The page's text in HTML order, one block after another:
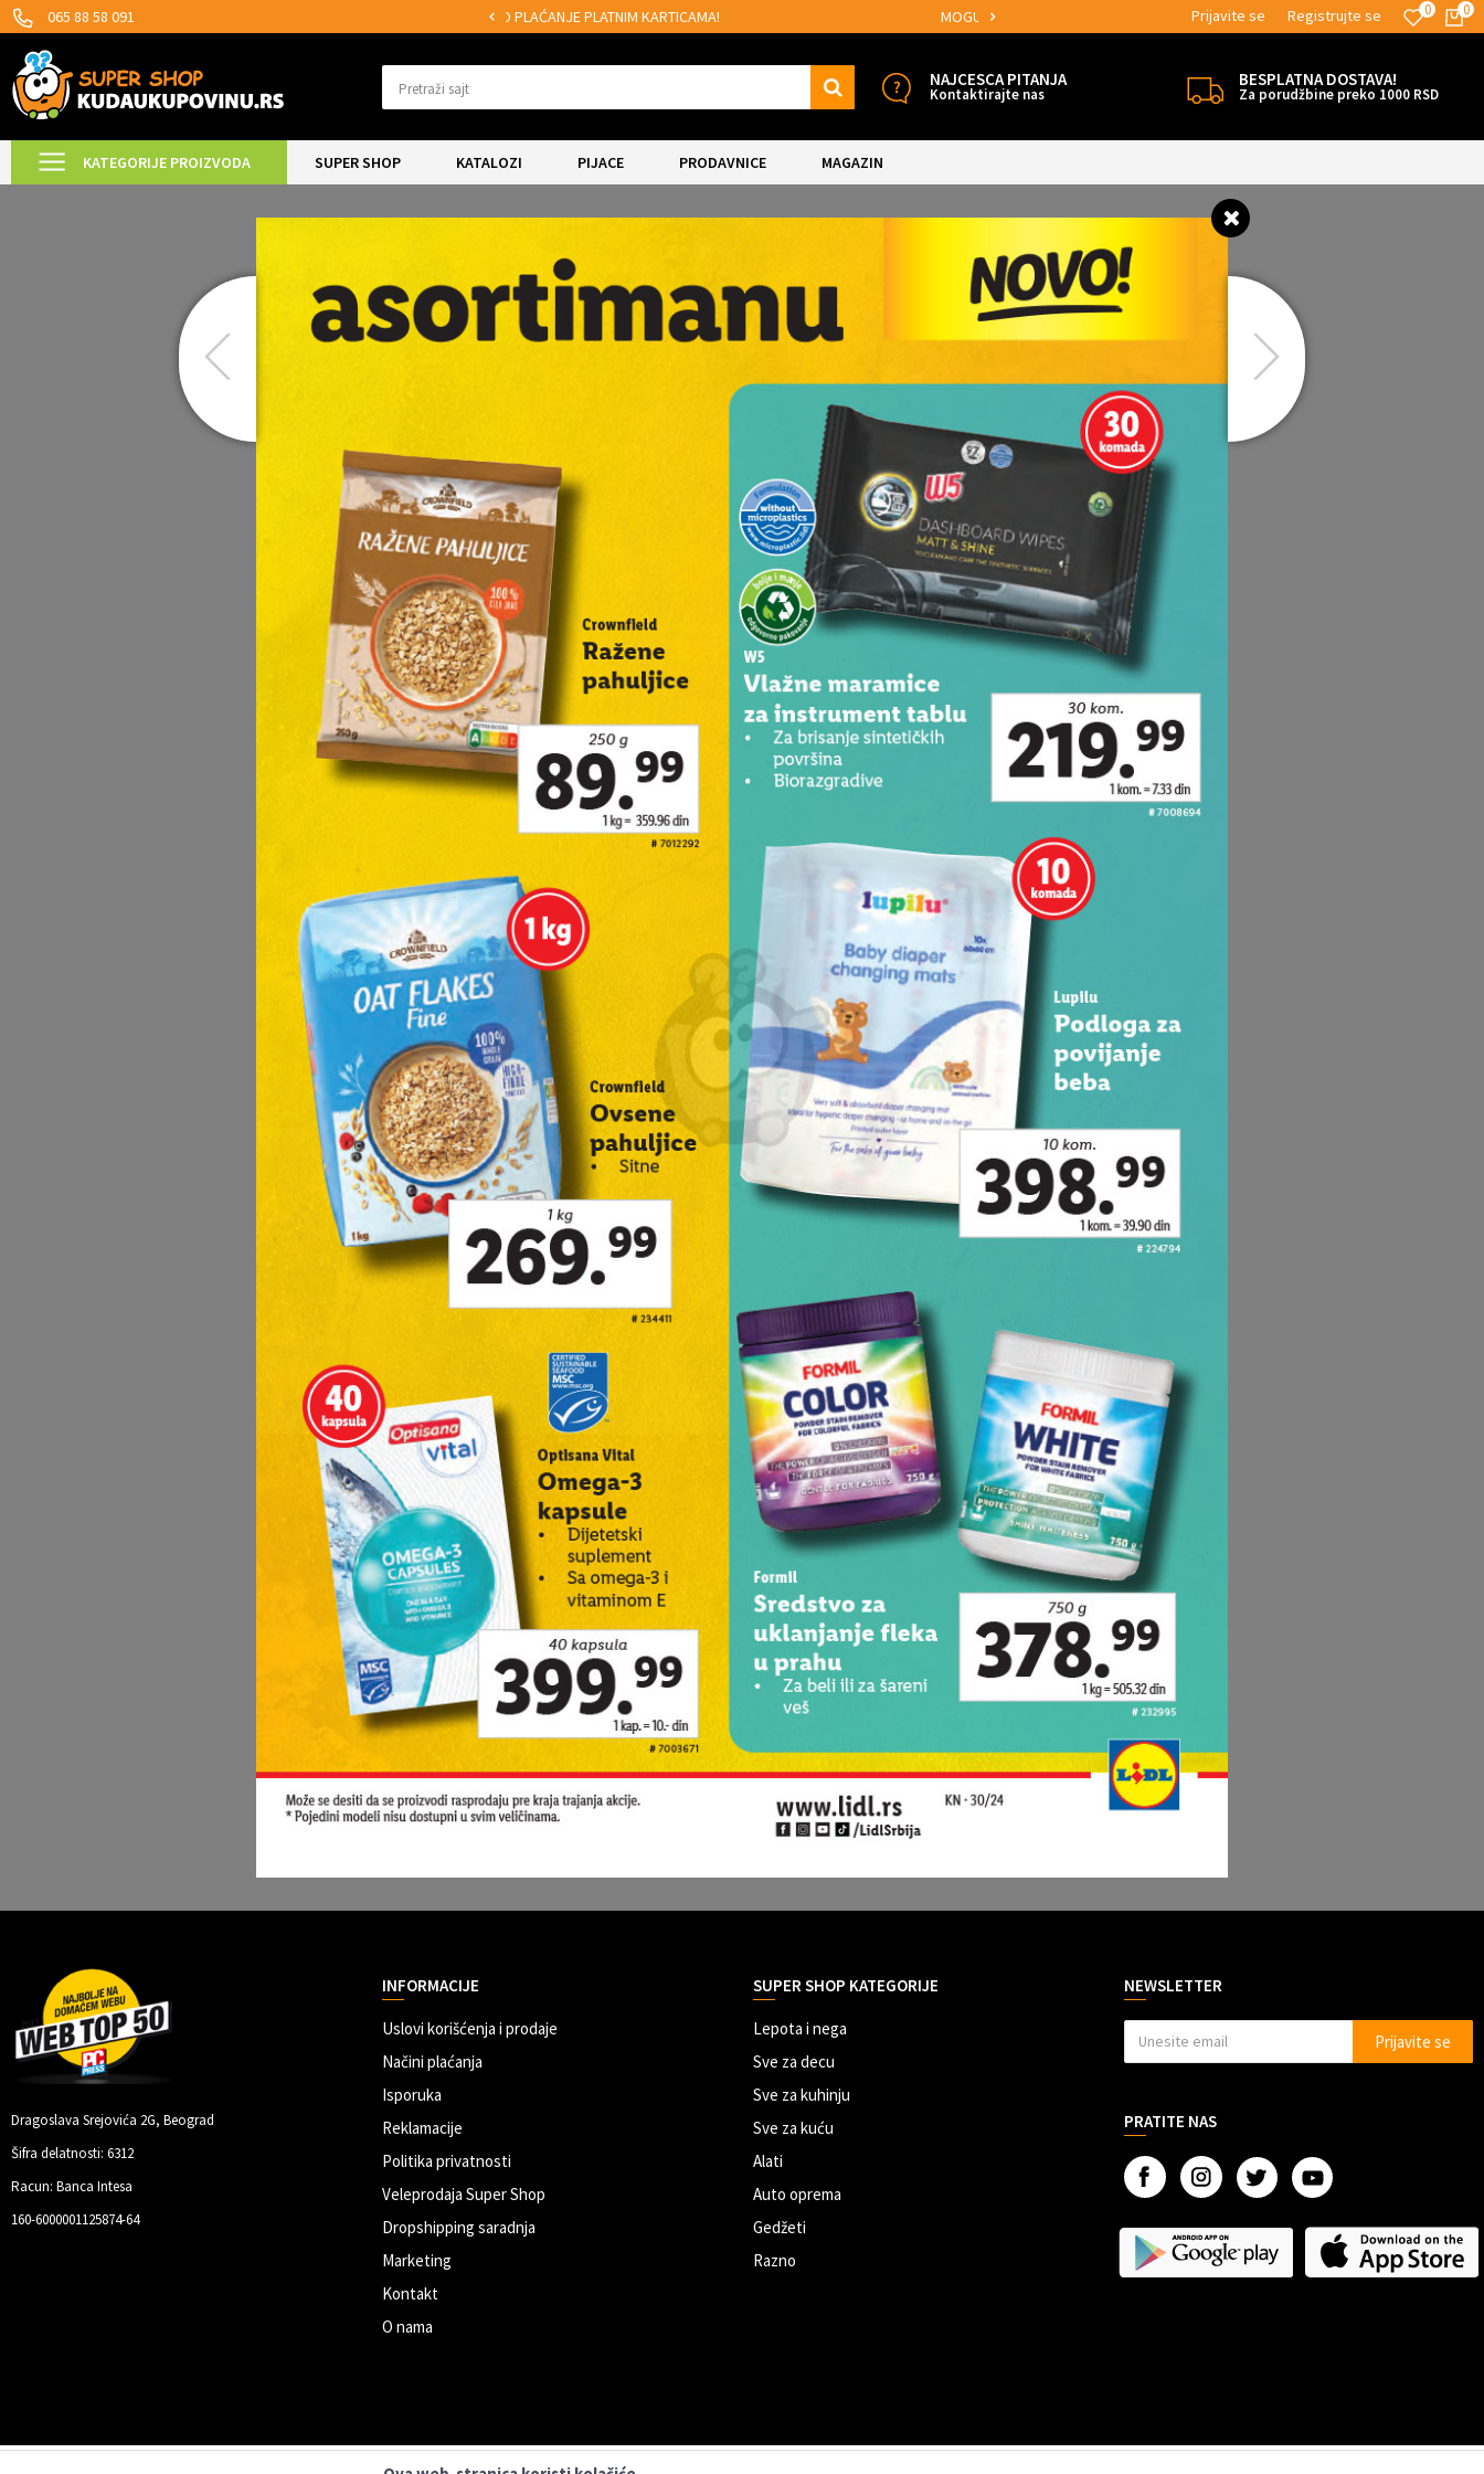
065 88 58 091 MOGUĆNOST BESPLATNE ISPORUKE! MOGUĆNOST ISPORUKE ZA 24H! 0
0
Prijavite se Registrujte se
Pretraži sajt NAJCESCA PITANJA
Kontaktirajte nas
BESPLATNA DOSTAVA!
Za porudžbine preko 1000 RSD
KATEGORIJE PROIZVODA SUPER SHOP KATALOZI PIJACE PRODAVNICE MAGAZIN
Dragoslava Srejovića 2G, Beograd
Šifra delatnosti: 6312
Racun: Banca Intesa
160-6000001125874-64
INFORMACIJE
Uslovi korišćenja i prodaje
Načini plaćanja
Isporuka
Reklamacije
Politika privatnosti
Veleprodaja Super Shop
Dropshipping saradnja
Marketing
Kontakt
O nama
SUPER SHOP KATEGORIJE
Lepota i nega
Sve za decu
Sve za kuhinju
Sve za kuću
Alati
Auto oprema
Gedžeti
Razno
NEWSLETTER
Prijavite se
PRATITE NAS